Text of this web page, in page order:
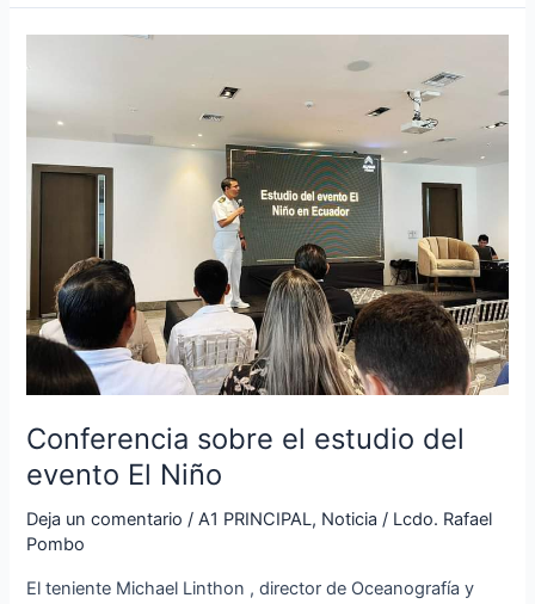
Conferencia sobre el estudio del
evento El Niño
Deja un comentario /A1 PRINCIPAL, Noticia / Lcdo. Rafael
Pombo
El teniente Michael Linthon , director de Oceanografía y
el
estudio
del
evento
Niño